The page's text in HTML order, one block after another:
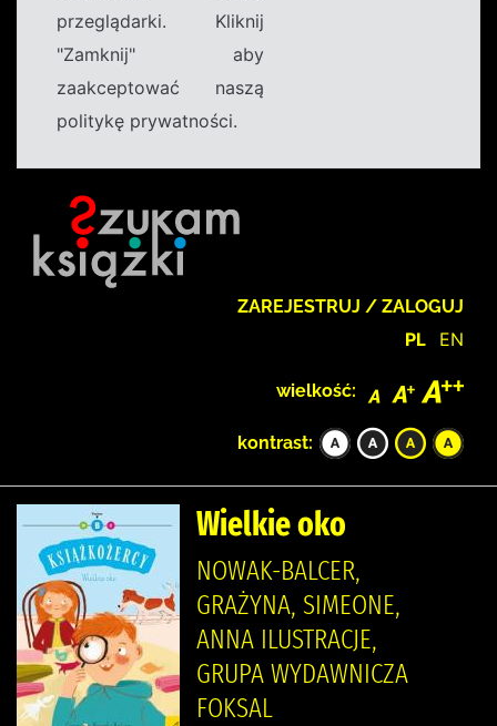
przeglądarki. Kliknij
"Zamknij" aby
zaakceptować naszą
politykę prywatności.
ZAREJESTRUJ / ZALOGUJ
PL EN
wielkość:
kontrast:
Wielkie oko
NOWAK-BALCER,
GRAŻYNA, SIMEONE,
ANNA ILUSTRACJE,
GRUPA WYDAWNICZA
FOKSAL